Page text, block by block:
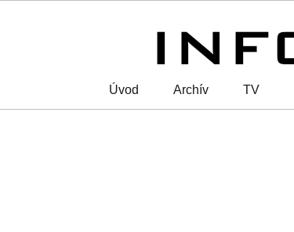
Úvod Archív TV